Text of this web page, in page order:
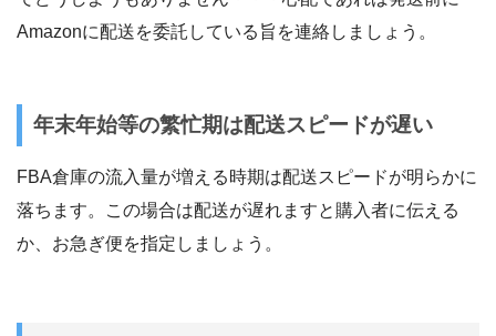
Amazonに配送を委託している旨を連絡しましょう。
年末年始等の繁忙期は配送スピードが遅い
FBA倉庫の流入量が増える時期は配送スピードが明らかに
落ちます。この場合は配送が遅れますと購入者に伝える
か、お急ぎ便を指定しましょう。